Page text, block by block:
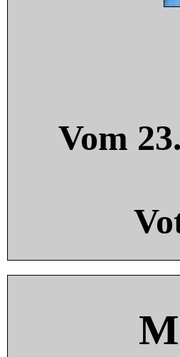
Vom